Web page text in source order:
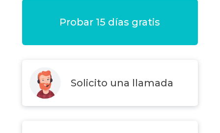
Probar 15 días gratis
Solicito una llamada